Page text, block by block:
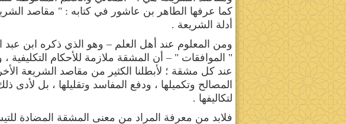
أدلة الشريعة .
ومن المعلوم عند أهل العلم – وهو الذي ذكره ابن
" الموافقات " – أن المشقة ملازمة للأحكام التكليفية ،
عند كل مشقة ؛ لأبطلنا الكثير من مقاصد الشريعة
المصالح وتكميلها ، ودفع المفاسد وتقليلها ، بل
لتكاليفها .
فلابد من معرفة المراد من معنى المشقة المضادة